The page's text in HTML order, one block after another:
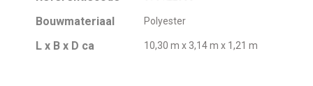
Bouwmateriaal Polyester
L x B x D ca 10,30 m x 3,14 m x 1,21 m